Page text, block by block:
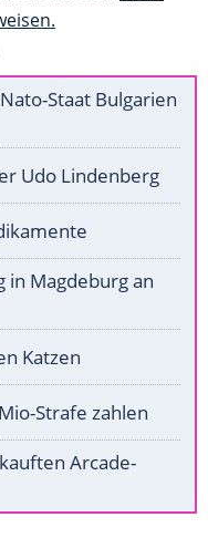
Staat Bulgarien
Udo Lindenberg
in Magdeburg an
Katzen
Strafe zahlen
Arcade-